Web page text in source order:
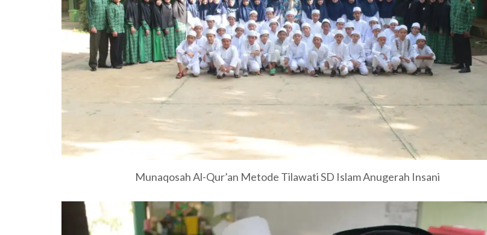
Munaqosah Al-Qur’an Metode Tilawati SD Islam Anugerah Insani